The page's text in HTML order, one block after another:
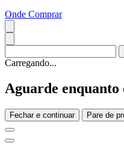
Onde Comprar
Carregando...
Aguarde enquanto
Fechar e continuar Pare de